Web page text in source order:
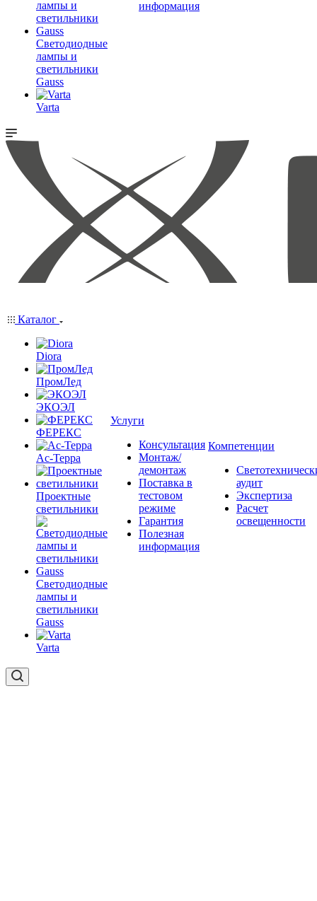
Светодиодные
лампы и
светильники
Gauss
Varta
информация
Каталог
Diora
ПромЛед
ЭКОЭЛ
ФЕРЕКС
Ас-Терра
Проектные
светильники
Светодиодные
лампы и
светильники
Gauss
Varta
Услуги
Консультация
Монтаж/
демонтаж
Поставка в
тестовом
режиме
Гарантия
Полезная
информация
Компетенции
аудит
Экспертиза
Расчет
освещенности